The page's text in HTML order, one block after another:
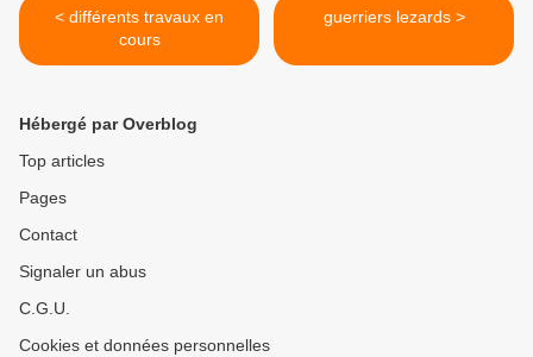
< différents travaux en
cours
guerriers lezards >
Hébergé par Overblog
Top articles
Pages
Contact
Signaler un abus
C.G.U.
Cookies et données personnelles